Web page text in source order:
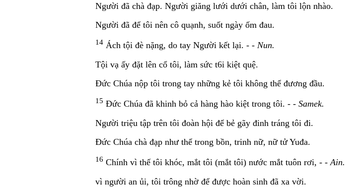
Người đã chà đạp. Người giăng lưới dưới chân, làm tôi lộn nhào.
Người đã để tôi nên cô quạnh, suốt ngày ốm đau.
14 Ách tội đè nặng, do tay Người kết lại. - - Nun.
Tội vạ ấy đặt lên cổ tôi, làm sức t6i kiệt quệ.
Ðức Chúa nộp tôi trong tay những kẻ tôi không thể đương đầu.
15 Ðức Chúa đã khinh bỏ cả hàng hào kiệt trong tôi. - - Samek.
Người triệu tập trên tôi đoàn hội để bẻ gãy đinh tráng tôi đi.
Ðức Chúa chà đạp như thể trong bồn, trinh nữ, nữ tử Yuđa.
16 Chính vì thế tôi khóc, mắt tôi (mắt tôi) nước mắt tuôn rơi, - -Ain.
vì người an ủi, tôi trông nhờ để được hoàn sinh đã xa vời.